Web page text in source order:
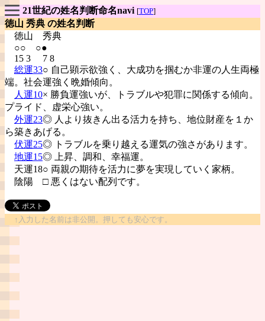
21世紀の姓名判断命名navi [TOP]
徳山 秀典 の姓名判断
徳山 秀典
○○ ○●
15 3 7 8
総運33○ 自己顕示欲強く、大成功を掴むか非運の人生両極
端。社会運強く晩婚傾向。
人運10× 勝負運強いが、トラブルや犯罪に関係する傾向。
プライド、虚栄心強い。
外運23◎ 人より抜きん出る活力を持ち、地位財産を１か
ら築きあげる。
伏運25◎ トラブルを乗り越える運気の強さがあります。
地運15◎ 上昇、調和、幸福運。
天運18○ 両親の期待を活力に夢を実現していく家柄。
陰陽 □ 悪くはない配列です。
↑入力した名前は非公開。押しても安心です。